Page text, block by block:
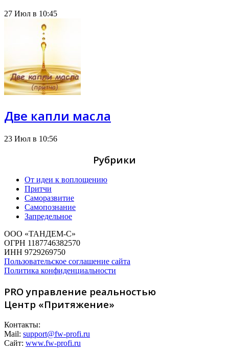
27 Июл в 10:45
Две капли масла
23 Июл в 10:56
Рубрики
От идеи к воплощению
Притчи
Саморазвитие
Самопознание
Запредельное
ООО «ТАНДЕМ-С»
ОГРН 1187746382570
ИНН 9729269750
Пользовательское соглашение сайта
Политика конфиденциальности
PRO управление реальностью
Центр «Притяжение»
Контакты:
Mail: support@fw-profi.ru
Сайт: www.fw-profi.ru